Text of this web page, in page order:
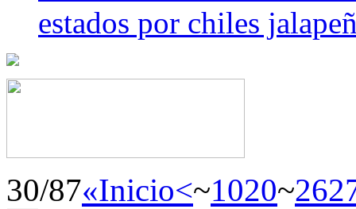
estados por chiles
30/87«Inicio<~1020~26